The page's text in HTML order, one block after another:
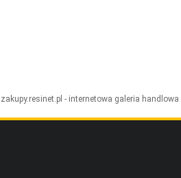
zakupy.resinet.pl - internetowa galeria handlowa